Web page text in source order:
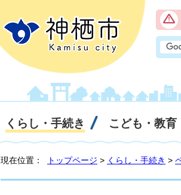
くらし・手続き こども・教育
現在位置： トップページ > くらし・手続き >